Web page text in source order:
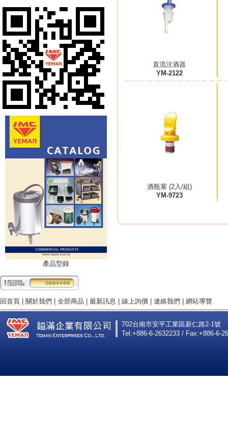
產品型錄
直流注酒器
YM-2122
酒瓶塞 (2入/組)
YM-9723
回首頁 | 關於我們 | 全部商品 | 最新訊息 | 線上詢價 | 連絡我們 | 網站導覽
702台南市安平工業區新仁路2-1號
Tel:+886-6-2632233 / Fax:+886-6-